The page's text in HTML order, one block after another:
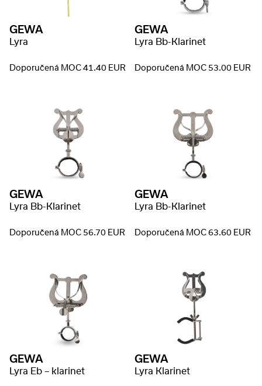
GEWA
Lyra
Doporučená MOC 41.40 EUR
GEWA
Lyra Bb-Klarinet
Doporučená MOC 53.00 EUR
GEWA
Lyra Bb-Klarinet
Doporučená MOC 56.70 EUR
GEWA
Lyra Bb-Klarinet
Doporučená MOC 63.60 EUR
GEWA
Lyra Eb – klarinet
GEWA
Lyra Klarinet